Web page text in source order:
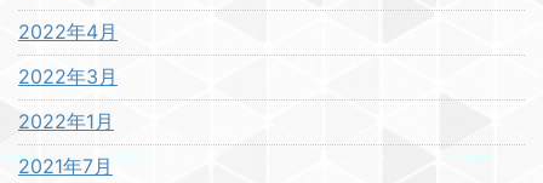
2022年4月
2022年3月
2022年1月
2021年7月